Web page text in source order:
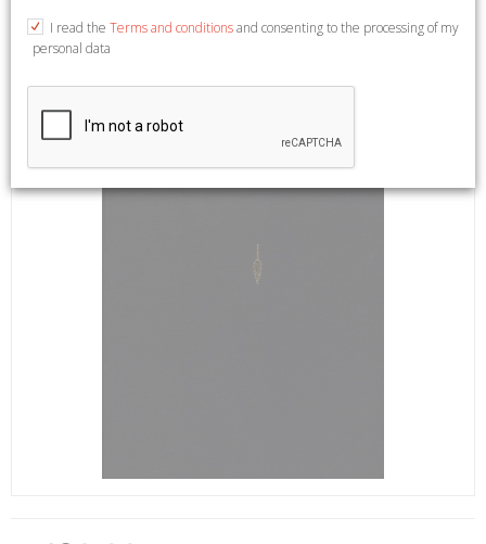
30x42.I read the Terms and conditionsand consenting to the processing of my
personal data